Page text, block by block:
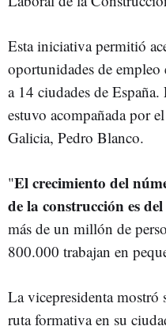
Esta iniciativa permitió
oportunidades de empleo
a 14 ciudades de
estuvo acompañada por
Galicia, Pedro Blanco.
"El crecimiento del
de la construcción es
más de un millón de
800.000 trabajan en
La vicepresidenta mostró
ruta formativa en su